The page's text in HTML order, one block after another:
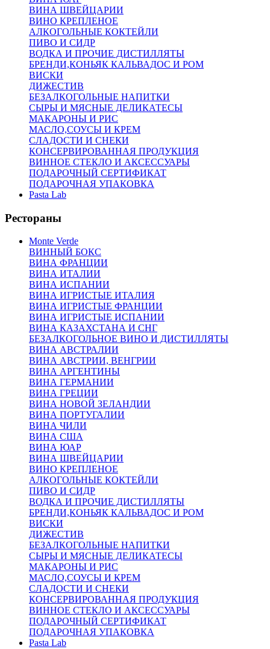
ВИНА ШВЕЙЦАРИИ
ВИНО КРЕПЛЕНОЕ
АЛКОГОЛЬНЫЕ КОКТЕЙЛИ
ПИВО И СИДР
ВОДКА И ПРОЧИЕ ДИСТИЛЛЯТЫ
БРЕНДИ,КОНЬЯК КАЛЬВАДОС И РОМ
ВИСКИ
ДИЖЕСТИВ
БЕЗАЛКОГОЛЬНЫЕ НАПИТКИ
СЫРЫ И МЯСНЫЕ ДЕЛИКАТЕСЫ
МАКАРОНЫ И РИС
МАСЛО,СОУСЫ И КРЕМ
СЛАДОСТИ И СНЕКИ
КОНСЕРВИРОВАННАЯ ПРОДУКЦИЯ
ВИННОЕ СТЕКЛО И АКСЕССУАРЫ
ПОДАРОЧНЫЙ СЕРТИФИКАТ
ПОДАРОЧНАЯ УПАКОВКА
Pasta Lab
Рестораны
Monte Verde
ВИННЫЙ БОКС
ВИНА ФРАНЦИИ
ВИНА ИТАЛИИ
ВИНА ИСПАНИИ
ВИНА ИГРИСТЫЕ ИТАЛИЯ
ВИНА ИГРИСТЫЕ ФРАНЦИИ
ВИНА ИГРИСТЫЕ ИСПАНИИ
ВИНА КАЗАХСТАНА И СНГ
БЕЗАЛКОГОЛЬНОЕ ВИНО И ДИСТИЛЛЯТЫ
ВИНА АВСТРАЛИИ
ВИНА АВСТРИИ, ВЕНГРИИ
ВИНА АРГЕНТИНЫ
ВИНА ГЕРМАНИИ
ВИНА ГРЕЦИИ
ВИНА НОВОЙ ЗЕЛАНДИИ
ВИНА ПОРТУГАЛИИ
ВИНА ЧИЛИ
ВИНА США
ВИНА ЮАР
ВИНА ШВЕЙЦАРИИ
ВИНО КРЕПЛЕНОЕ
АЛКОГОЛЬНЫЕ КОКТЕЙЛИ
ПИВО И СИДР
ВОДКА И ПРОЧИЕ ДИСТИЛЛЯТЫ
БРЕНДИ,КОНЬЯК КАЛЬВАДОС И РОМ
ВИСКИ
ДИЖЕСТИВ
БЕЗАЛКОГОЛЬНЫЕ НАПИТКИ
СЫРЫ И МЯСНЫЕ ДЕЛИКАТЕСЫ
МАКАРОНЫ И РИС
МАСЛО,СОУСЫ И КРЕМ
СЛАДОСТИ И СНЕКИ
КОНСЕРВИРОВАННАЯ ПРОДУКЦИЯ
ВИННОЕ СТЕКЛО И АКСЕССУАРЫ
ПОДАРОЧНЫЙ СЕРТИФИКАТ
ПОДАРОЧНАЯ УПАКОВКА
Pasta Lab